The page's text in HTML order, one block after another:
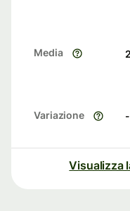
Media
Variazione
Visualizza